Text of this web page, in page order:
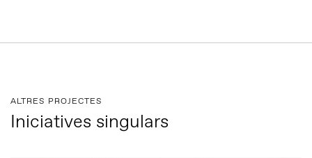
ALTRES PROJECTES
Iniciatives singulars